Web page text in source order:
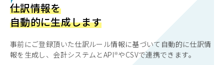
仕訳情報を
自動的に生成します
事前にご登録頂いた仕訳ルール情報に基づいて自動的に仕訳情
報を生成し、会計システムとAPI やCSVで連携できます。